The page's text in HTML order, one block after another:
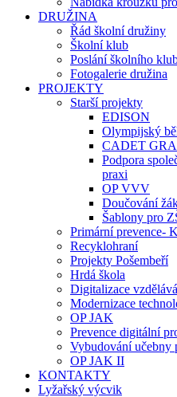
DRUŽINA
Řád školní družiny
Školní klub
Poslání školního
Fotogalerie družina
PROJEKTY
Starší projekty
EDISON
Olympijský
CADET
Podpora
praxi
OP VVV
Doučování
Šablony pro
Primární prevence-
Recyklohraní
Projekty Pošembeří
Hrdá škola
Digitalizace
Modernizace
OP JAK
Prevence digitální
Vybudování učebny
OP JAK II
KONTAKTY
Lyžařský výcvik